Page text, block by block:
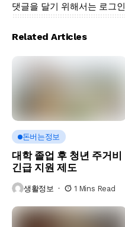
댓글을 달기 위해서는 로그인
Related Articles
돈버는정보
대학 졸업 후 청년 주거비
긴급 지원 제도
생활정보 1 Mins Read